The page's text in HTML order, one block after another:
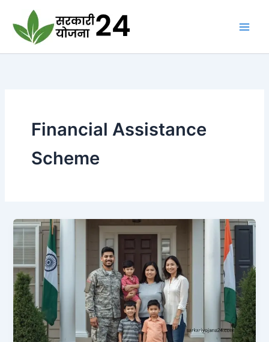
content
Financial Assistance
Scheme